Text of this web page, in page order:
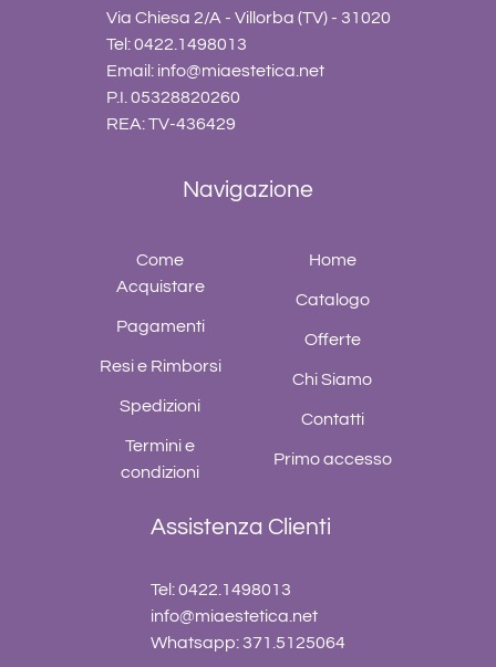
Via Chiesa 2/A - Villorba (TV) - 31020
Tel: 0422.1498013
Email: info@miaestetica.net
P.I. 05328820260
REA: TV-436429
Navigazione
Come
Acquistare
Pagamenti
Resi e Rimborsi
Spedizioni
Termini e
condizioni
Home
Catalogo
Offerte
Chi Siamo
Contatti
Primo accesso
Assistenza Clienti
Tel: 0422.1498013
info@miaestetica.net
Whatsapp: 371.5125064